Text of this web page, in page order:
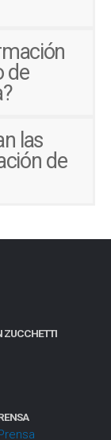
de
las
de
ZUCCHETTI